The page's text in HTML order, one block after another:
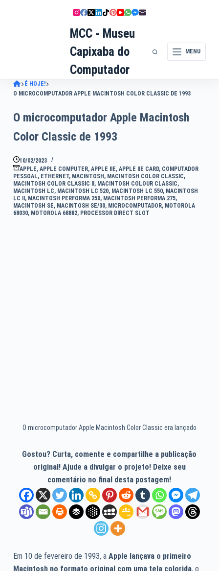
MCC - Museu
Capixaba do
Computador
MENU
É HOJE!
O MICROCOMPUTADOR APPLE MACINTOSH COLOR CLASSIC DE 1993
O microcomputador Apple Macintosh
Color Classic de 1993
10/02/2023
APPLE, APPLE COMPUTER, APPLE IIE, APPLE IIE CARD, COMPUTADOR
PESSOAL, ETHERNET, MACINTOSH, MACINTOSH COLOR CLASSIC,
MACINTOSH COLOR CLASSIC II, MACINTOSH COLOUR CLASSIC,
MACINTOSH LC, MACINTOSH LC 520, MACINTOSH LC 550, MACINTOSH
LC II, MACINTOSH PERFORMA 250, MACINTOSH PERFORMA 275,
MACINTOSH SE, MACINTOSH SE/30, MICROCOMPUTADOR, MOTOROLA
68030, MOTOROLA 68882, PROCESSOR DIRECT SLOT
O microcomputador Apple Macintosh Color Classic era lançado
Gostou? Curta, comente e compartilhe a publicação
original! Ajude a divulgar o projeto! Deixe seu
comentário no final desta postagem!
Em 10 de fevereiro de 1993, a Apple lançava o primeiro
Macintosh no formato original com uma tela colorida, o